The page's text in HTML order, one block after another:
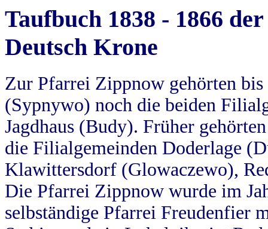
Taufbuch 1838 - 1866
Deutsch Krone
Zur Pfarrei Zippnow gehörten
(Sypnywo) noch die beiden
Jagdhaus (Budy). Früher
die Filialgemeinden Doderlage
Klawittersdorf (Glowaczewo),
Die Pfarrei Zippnow wurde im
selbständige Pfarrei Freudenfier